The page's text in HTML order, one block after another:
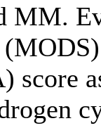
MM.
score